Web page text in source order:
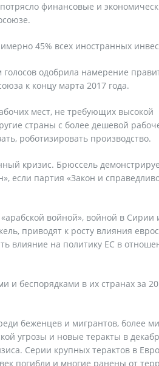
финансовые и
45% всех иностранных
одобрила намерение
к концу марта 2017 года.
мест, не требующих высокой
страны с более дешевой
роботизировать производство.
кризис. Брюссель
если партия «Закон и
войной», войной в Сирии
приводят к росту влияния
влияние на политику ЕС в
и беспорядками в их странах за
беженцев и мигрантов, более
угрозы и новые теракты в
Серии крупных терактов в
погибли и многие ранены от